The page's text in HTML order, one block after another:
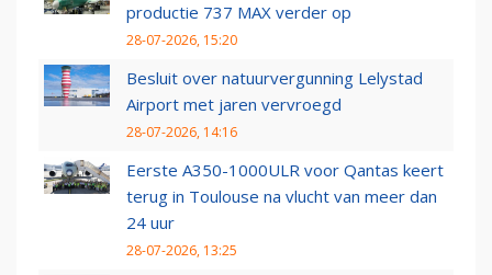
productie 737 MAX verder op
28-07-2026, 15:20
Besluit over natuurvergunning Lelystad
Airport met jaren vervroegd
28-07-2026, 14:16
Eerste A350-1000ULR voor Qantas keert
terug in Toulouse na vlucht van meer dan
24 uur
28-07-2026, 13:25